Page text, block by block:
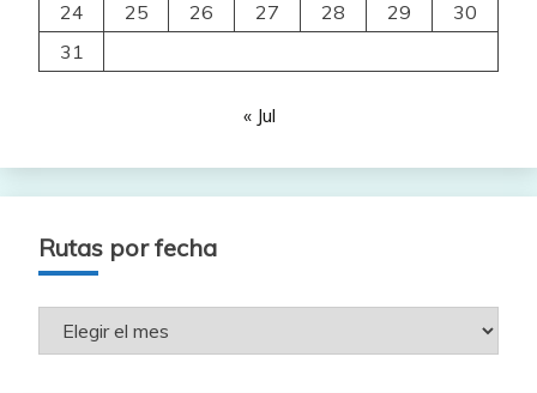
24
25 26 27 28 29
30
31
« Jul
Rutas por fecha
Rutas